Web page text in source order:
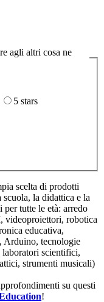
agli altri cosa ne
5 stars
scelta di prodotti
la didattica e la
tutte le età: arredo
videoproiettori, robotica
educativa,
Arduino, tecnologie
scientifici,
strumenti musicali)
su questi
!